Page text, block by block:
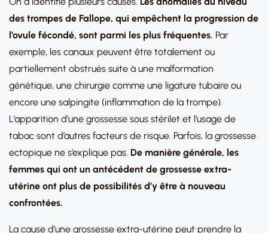
des trompes de Fallope, qui empêchent la progression de
l’ovule fécondé, sont parmi les plus fréquentes. Par
exemple, les canaux peuvent être totalement ou
partiellement obstrués suite à une malformation
génétique, une chirurgie comme une ligature tubaire ou
encore une salpingite (inflammation de la trompe).
L’apparition d’une grossesse sous stérilet et l’usage de
tabac sont d’autres facteurs de risque. Parfois, la grossesse
ectopique ne s’explique pas. De manière générale, les
femmes qui ont un antécédent de grossesse extra-
utérine ont plus de possibilités d’y être à nouveau
confrontées.
La cause d’une grossesse extra-utérine peut prendre la